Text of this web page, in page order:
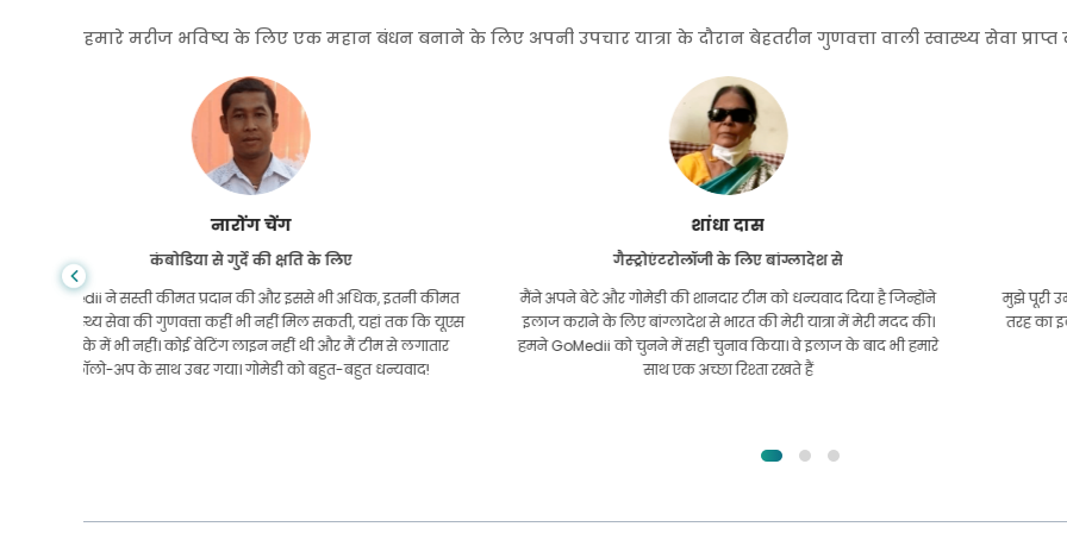
हमारे मरीज भविष्य के लिए एक महान बंधन बनाने के लिए अपनी उपचार यात्रा के दौरान बेहतरीन गुणवत्ता वाली स्वास्थ्य सेवा
शांधा दास
गैस्ट्रोएंटरोलॉजी के लिए बांग्लादेश से
मैंने अपने बेटे और गोमेडी की शानदार टीम को धन्यवाद दिया है जिन्होंने
इलाज कराने के लिए बांग्लादेश से भारत की मेरी यात्रा में मेरी मदद की।
हमने GoMedii को चुनने में सही चुनाव किया। वे इलाज के बाद भी हमारे
साथ एक अच्छा रिश्ता रखते हैं
फुरकानुल इस्लाम
किडनी ट्रांसप्लांट के लिए बांग्लादेश से
मुझे पूरी उम्मीद थी कि मैं अपनी किडनी की समस्या के लिए किसी भी
तरह का इलाज करवा सकूंगा। यह तब हुआ जब मैं अल्लाह की कृपा से
गोमेदी के पास आया और उनसे संपर्क किया।